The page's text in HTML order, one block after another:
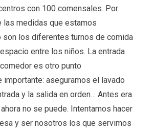
con 100 comensales. Por
las medidas que estamos
son los diferentes turnos de comida
entre los niños. La entrada
es otro punto
importante: aseguramos el lavado
y la salida en orden… Antes era
no se puede. Intentamos hacer
y ser nosotros los que servimos